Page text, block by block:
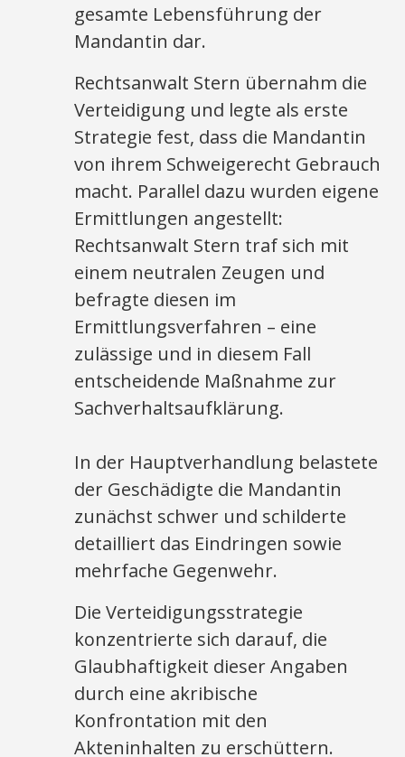
gesamte Lebensführung der
Mandantin dar.
Rechtsanwalt Stern übernahm die
Verteidigung und legte als erste
Strategie fest, dass die Mandantin
von ihrem Schweigerecht Gebrauch
macht. Parallel dazu wurden eigene
Ermittlungen angestellt:
Rechtsanwalt Stern traf sich mit
einem neutralen Zeugen und
befragte diesen im
Ermittlungsverfahren – eine
zulässige und in diesem Fall
entscheidende Maßnahme zur
Sachverhaltsaufklärung.
In der Hauptverhandlung belastete
der Geschädigte die Mandantin
zunächst schwer und schilderte
detailliert das Eindringen sowie
mehrfache Gegenwehr.
Die Verteidigungsstrategie
konzentrierte sich darauf, die
Glaubhaftigkeit dieser Angaben
durch eine akribische
Konfrontation mit den
Akteninhalten zu erschüttern.